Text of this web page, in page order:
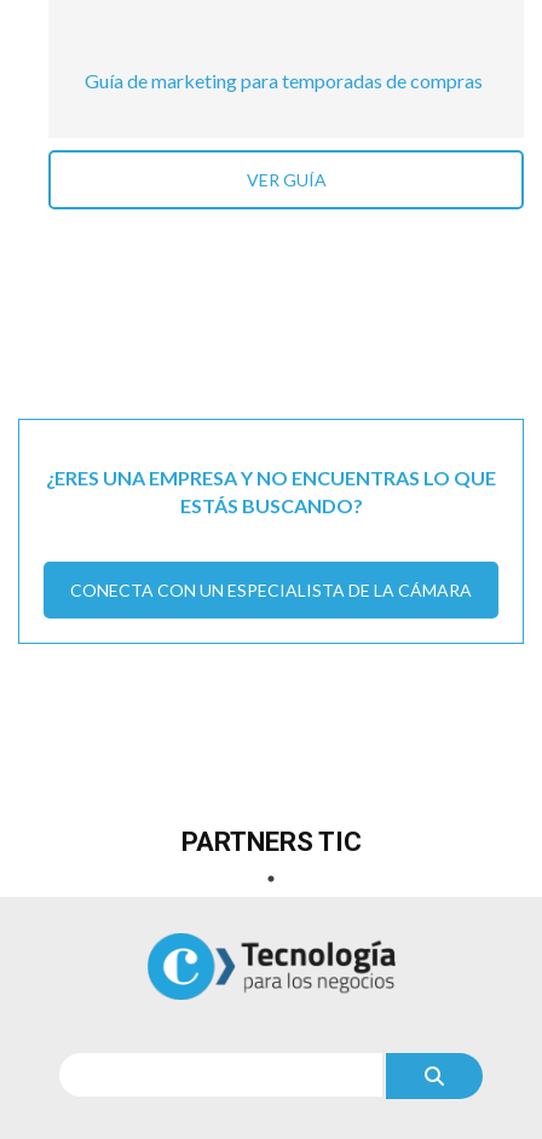
Guía de marketing para temporadas de compras
VER GUÍA
¿ERES UNA EMPRESA Y NO ENCUENTRAS LO QUE
ESTÁS BUSCANDO?
CONECTA CON UN ESPECIALISTA DE LA CÁMARA
PARTNERS TIC